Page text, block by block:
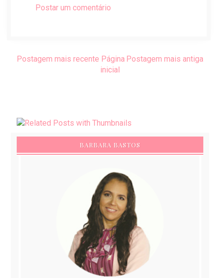
Postar um comentário
Postagem mais recente Postagem mais antiga
Página
inicial
BARBARA BASTOS